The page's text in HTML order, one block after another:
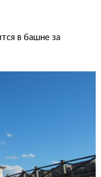
в башне за